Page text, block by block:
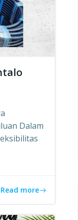
Dalam
Read more